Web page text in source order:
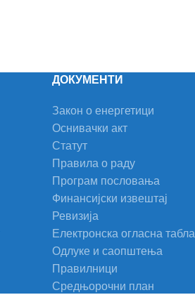
ДОКУМЕНТИ
Закон о енергетици
Оснивачки акт
Статут
Правила о раду
Програм пословања
Финансијски извештај
Ревизија
Електронска огласна табла
Одлуке и саопштења
Правилници
Средњорочни план